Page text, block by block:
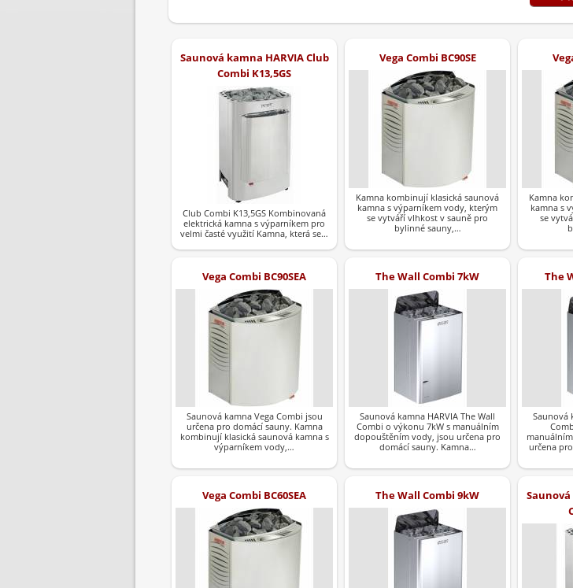
Saunová kamna HARVIA Club
Combi K13,5GS
Club Combi K13,5GS Kombinovaná
elektrická kamna s výparníkem pro
velmi časté využití Kamna, která se…
Vega Combi BC90SE
Kamna kombinují klasická saunová
kamna s výparníkem vody, kterým
se vytváří vlhkost v sauně pro
bylinné sauny,…
Kamna
kamna s
se
Vega Combi BC90SEA
Saunová kamna Vega Combi jsou
určena pro domácí sauny. Kamna
kombinují klasická saunová kamna s
výparníkem vody,…
The Wall Combi 7kW
Saunová kamna HARVIA The Wall
Combi o výkonu 7kW s manuálním
dopouštěním vody, jsou určena pro
domácí sauny. Kamna…
The
Saunová
určena
Vega Combi BC60SEA The Wall Combi 9kW
Saunová